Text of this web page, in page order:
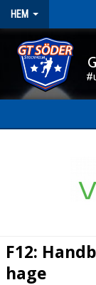
HEM
KONTAKT
F12:
hage